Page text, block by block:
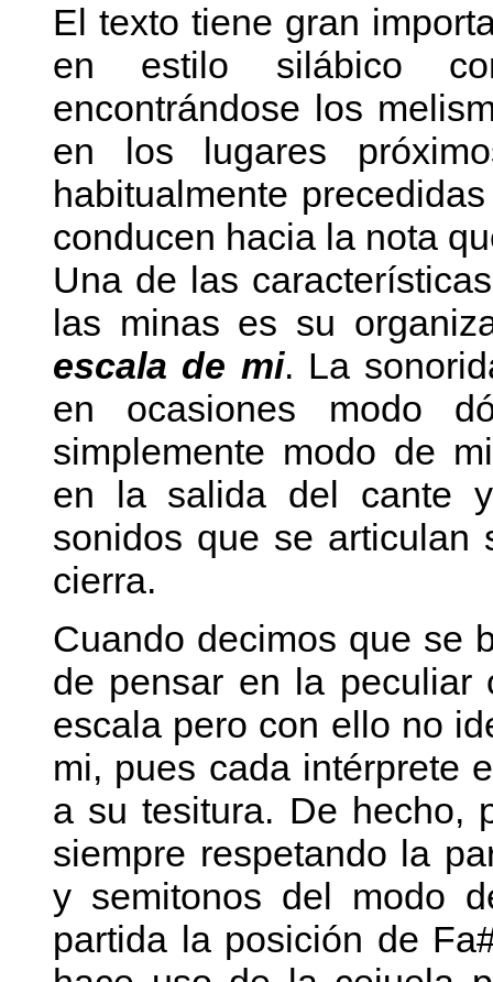
El texto tiene gran
en estilo silábico
encontrándose los
en los lugares
habitualmente
conducen hacia la nota
Una de las
las minas es su
escala de mi. La
en ocasiones modo
simplemente modo de
en la salida del cante
sonidos que se articulan
cierra.
Cuando decimos que se
de pensar en la peculiar
escala pero con ello no
mi, pues cada intérprete
a su tesitura. De hecho,
siempre respetando la
y semitonos del modo
partida la posición de